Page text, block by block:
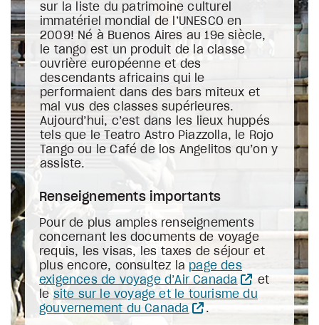
sur la liste du patrimoine culturel
immatériel mondial de l’UNESCO en
2009! Né à Buenos Aires au 19e siècle,
le tango est un produit de la classe
ouvrière européenne et des
descendants africains qui le
performaient dans des bars miteux et
mal vus des classes supérieures.
Aujourd’hui, c’est dans les lieux huppés
tels que le Teatro Astro Piazzolla, le Rojo
Tango ou le Café de los Angelitos qu’on y
assiste.
Renseignements importants
Pour de plus amples renseignements
concernant les documents de voyage
requis, les visas, les taxes de séjour et
plus encore, consultez la page des
exigences de voyage d’Air Canada
et
le site sur le voyage et le tourisme du
gouvernement du Canada
.